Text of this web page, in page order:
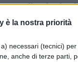
è la nostra priorità
necessari (tecnici)
anche di terze parti,
quello che ha
dal palco.
cui hai la
e so che ha
loro".